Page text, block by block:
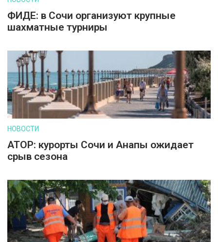
ФИДЕ: в Сочи организуют крупные
шахматные турниры
НОВОСТИ
АТОР: курорты Сочи и Анапы ожидает
срыв сезона